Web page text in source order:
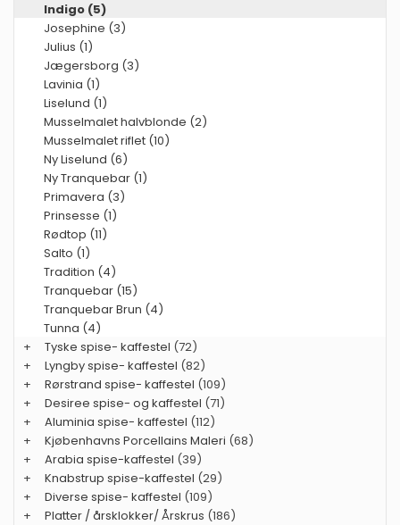
Indigo (5)
Josephine (3)
Julius (1)
Jægersborg (3)
Lavinia (1)
Liselund (1)
Musselmalet halvblonde (2)
Musselmalet riflet (10)
Ny Liselund (6)
Ny Tranquebar (1)
Primavera (3)
Prinsesse (1)
Rødtop (11)
Salto (1)
Tradition (4)
Tranquebar (15)
Tranquebar Brun (4)
Tunna (4)
+
Tyske spise- kaffestel (72)
+
Lyngby spise- kaffestel (82)
+
Rørstrand spise- kaffestel (109)
+
Desiree spise- og kaffestel (71)
+
Aluminia spise- kaffestel (112)
+
Kjøbenhavns Porcellains Maleri (68)
+
Arabia spise-kaffestel (39)
+
Knabstrup spise-kaffestel (29)
+
Diverse spise- kaffestel (109)
+
Platter / årsklokker/ Årskrus (186)